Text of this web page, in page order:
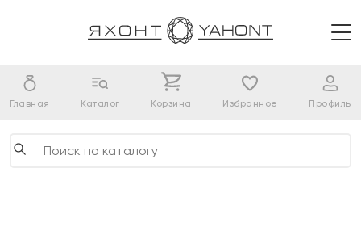
Главная Каталог Корзина Избранное Профиль